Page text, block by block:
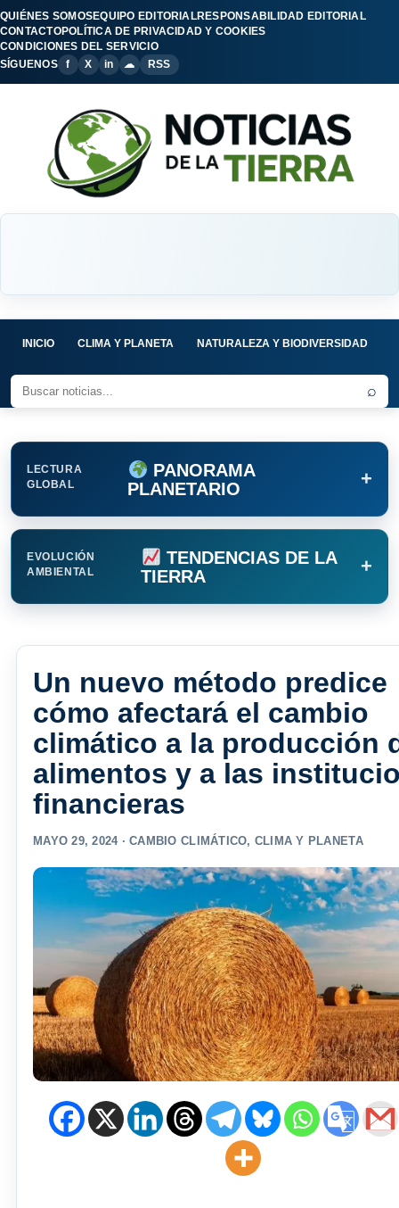
QUIÉNES SOMOSEQUIPO EDITORIALRESPONSABILIDAD EDITORIAL
CONTACTOPOLÍTICA DE PRIVACIDAD Y COOKIES
CONDICIONES DEL SERVICIO
SÍGUENOS
f X in ☁ RSS
INICIO CLIMA Y PLANETA NATURALEZA Y BIODIVERSIDAD
⌕
LECTURA
GLOBAL
PANORAMA
PLANETARIO
+
EVOLUCIÓN
AMBIENTAL
TENDENCIAS DE LA
TIERRA
+
Un nuevo método predice
cómo afectará el cambio
climático a la producción
alimentos y a las
financieras
MAYO 29, 2024 ·CAMBIO CLIMÁTICO, CLIMA Y PLANETA